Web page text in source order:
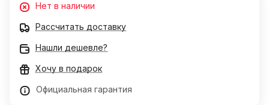
Нет в наличии
Рассчитать доставку
Нашли дешевле?
Хочу в подарок
Официальная гарантия